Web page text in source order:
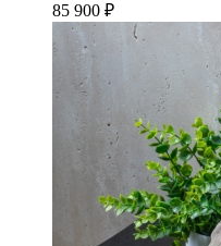
85 900 ₽